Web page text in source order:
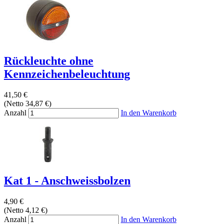
Rückleuchte ohne
Kennzeichenbeleuchtung
41,50 €
(Netto 34,87 €)
Anzahl
In den Warenkorb
Kat 1 - Anschweissbolzen
4,90 €
(Netto 4,12 €)
Anzahl
In den Warenkorb